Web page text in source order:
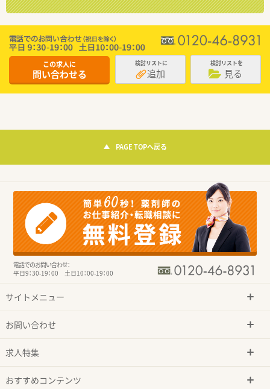
この求人に
問い合わせる
検討リストに
追加
検討リストを
見る
PAGE TOPへ戻る
電話でのお問い合わせ：
平日9：30-19：00 土日10：00-19：00
サイトメニュー
お問い合わせ
求人特集
おすすめコンテンツ